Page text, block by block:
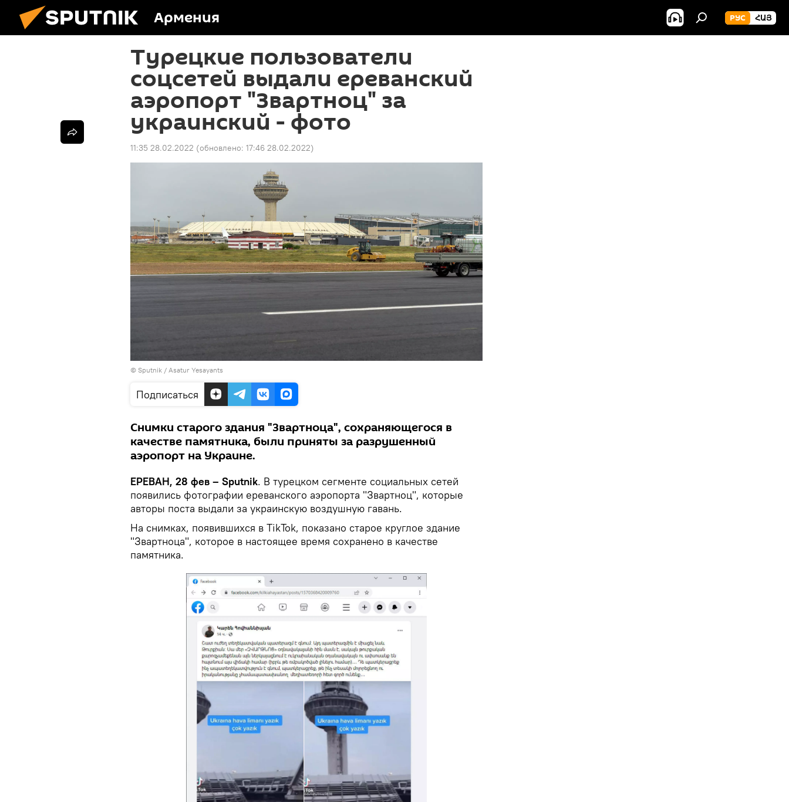
Армения РУС ՀԱՅ
Турецкие пользователи
соцсетей выдали ереванский
аэропорт "Звартноц" за
украинский - фото
11:35 28.02.2022 (обновлено: 17:46 28.02.2022)
© Sputnik / Asatur Yesayants
Подписаться
Снимки старого здания "Звартноца", сохраняющегося в
качестве памятника, были приняты за разрушенный
аэропорт на Украине.
ЕРЕВАН, 28 фев – Sputnik. В турецком сегменте социальных сетей
появились фотографии ереванского аэропорта "Звартноц", которые
авторы поста выдали за украинскую воздушную гавань.
На снимках, появившихся в TikTok, показано старое круглое здание
"Звартноца", которое в настоящее время сохранено в качестве
памятника.